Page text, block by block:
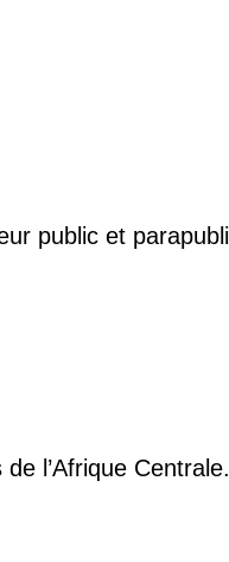
public et
l’Afrique